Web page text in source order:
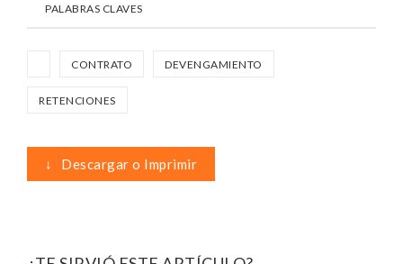
PALABRAS CLAVES
CONTRATO DEVENGAMIENTO
RETENCIONES
↓ Descargar o Imprimir